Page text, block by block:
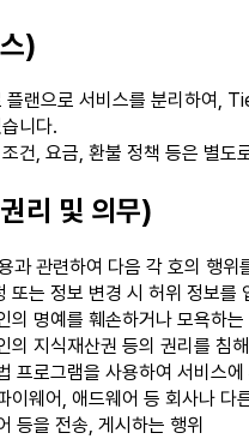
)
플랜으로 서비스를 분리하여,
니다.
건, 요금, 환불 정책 등은 별도
리 및 의무)
과 관련하여 다음 각 호의 행위
또는 정보 변경 시 허위 정보를
의 명예를 훼손하거나 모욕하는
의 지식재산권 등의 권리를 침
프로그램을 사용하여 서비스
이웨어, 애드웨어 등 회사나
등을 전송, 게시하는 행위